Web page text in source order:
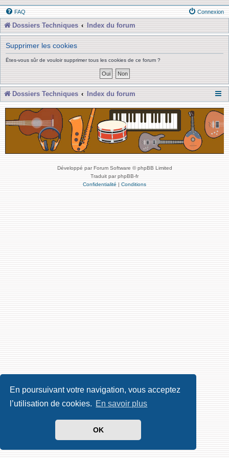
En poursuivant votre navigation, vous acceptez
l’utilisation de cookies. En savoir plus
OK
FAQ Connexion
Dossiers Techniques Index du forum
Supprimer les cookies
Êtes-vous sûr de vouloir supprimer tous les cookies de ce forum ?
Dossiers Techniques Index du forum
Développé par Forum Software © phpBB Limited
Traduit par phpBB-fr
Confidentialité | Conditions